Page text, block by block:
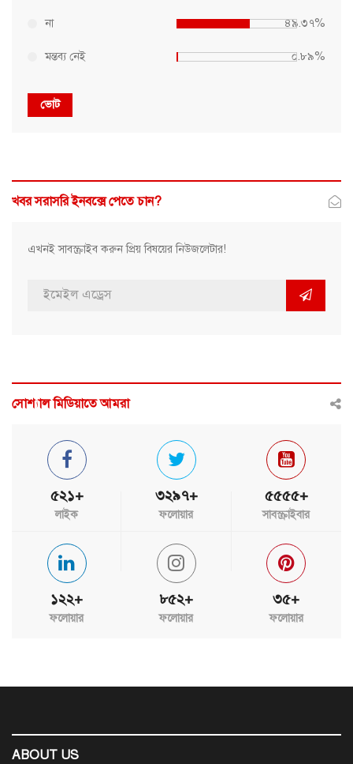
না ৪৯.৩৭%
মন্তব্য নেই ০.৮৯%
ভোট
খবর সরাসরি ইনবক্সে পেতে চান?
এখনই সাবস্ক্রাইব করুন প্রিয় বিষয়ের নিউজলেটার!
সোশ্যাল মিডিয়াতে আমরা
৫২১+
লাইক
৩২৯৭+
ফলোয়ার
৫৫৫৫+
সাবস্ক্রাইবার
১২২+
ফলোয়ার
৮৫২+
ফলোয়ার
৩৫+
ফলোয়ার
ABOUT US